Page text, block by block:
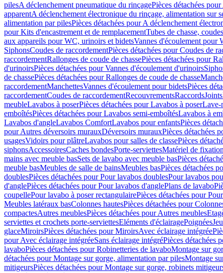
pilesA déclenchement pneumatique du rinçagePièces détachées
apparentA déclenchement électronique du rinçage, alimentation sur
alimentation par pilesPièces détachées pour A déclenchement
pour Kits d'encastrement et de remplacementTubes de chasse,
aux appareils pour WC, urinoirs et bidetsVannes d'écoulement pour
SiphonsCoudes de raccordementPièces détachées pour Coudes de
raccordementRallonges de coude de chassePièces détachées pour
d'urinoirsPièces détachées pour Vannes d'écoulement d'urinoirs
de chassePièces détachées pour Rallonges de coude de chasse
raccordementManchettesVannes d'écoulement pour bidetsPièces
raccordementCoudes de raccordementRecouvrementsRaccordsJoints
meubleLavabos à poserPièces détachées pour Lavabos à poserLave-
emboîtésPièces détachées pour Lavabos semi-emboîtésLavabos à
Lavabos d'angleLavabos ComfortLavabos pour enfantsPièces
pour Autres déversoirs murauxDéversoirs murauxPièces détachées
usagesVidoirs pour plâtreLavabos pour salles de classePièces
siphonsAccessoiresCaches bondesPorte-serviettesMatériel de fixation
mains avec meuble basSets de lavabo avec meuble basPièces
meuble basMeubles de salle de bainsMeubles basPièces détachées
doublesPièces détachées pour Pour lavabos doublesPour lavabos
d'anglePièces détachées pour Pour lavabos d'anglePlans de lavabo
coupellePour lavabo à poser rectangulairePièces détachées pour
Meubles latéraux basColonnes hautesPièces détachées pour
compactesAutres meublesPièces détachées pour Autres meubles
serviettes et crochets porte-serviettesEléments d'éclairagePoignées
glaceMiroirsPièces détachées pour MiroirsAvec éclairage intégrée
pour Avec éclairage intégréeSans éclairage intégréPièces détachées
lavaboPièces détachées pour Robinetteries de lavaboMontage sur
détachées pour Montage sur gorge, alimentation par pilesMontage
mitigeursPièces détachées pour Montage sur gorge, robinets